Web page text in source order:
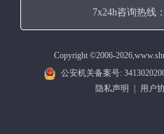
7x24h咨询热线：
Copyright ©2006-
公安机关备案号:
隐私声明
| 用户